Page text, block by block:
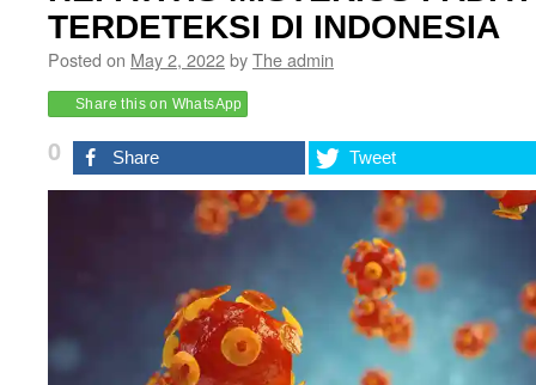
TERDETEKSI DI INDONESIA
Posted on May 2, 2022byThe admin
Share this on WhatsApp
0 Share Tweet